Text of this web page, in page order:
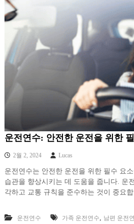
운전연수: 안전한 운전을 위한
2월 2, 2024 Lucas
운전연수는 안전한 운전을 위한 필수 요
습관을 향상시키는 데 도움을 줍니다. 운
각하고 교통 규칙을 준수하는 것이 중요
운전연수 가족 운전연수, 남편 운전